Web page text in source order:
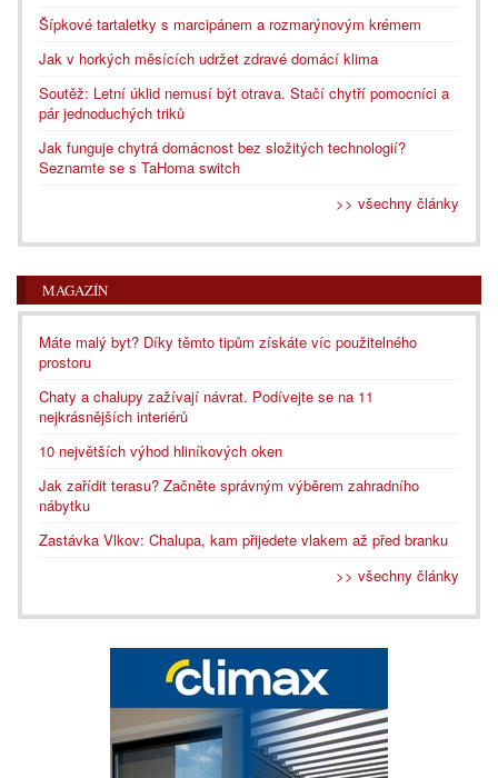
Šípkové tartaletky s marcipánem a rozmarýnovým krémem
Jak v horkých měsících udržet zdravé domácí klima
Soutěž: Letní úklid nemusí být otrava. Stačí chytří pomocníci a
pár jednoduchých triků
Jak funguje chytrá domácnost bez složitých technologií?
Seznamte se s TaHoma switch
>> všechny články
MAGAZÍN
Máte malý byt? Díky těmto tipům získáte víc použitelného
prostoru
Chaty a chalupy zažívají návrat. Podívejte se na 11
nejkrásnějších interiérů
10 největších výhod hliníkových oken
Jak zařídit terasu? Začněte správným výběrem zahradního
nábytku
Zastávka Vlkov: Chalupa, kam přijedete vlakem až před branku
>> všechny články